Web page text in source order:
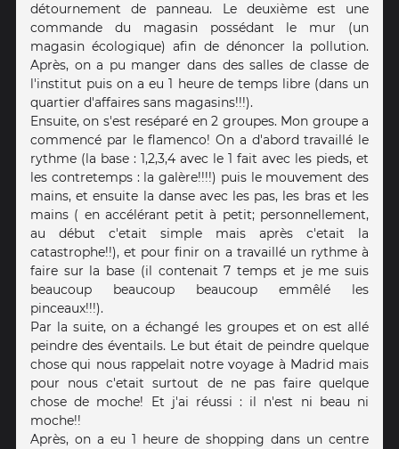
détournement de panneau. Le deuxième est une
commande du magasin possédant le mur (un
magasin écologique) afin de dénoncer la pollution.
Après, on a pu manger dans des salles de classe de
l'institut puis on a eu 1 heure de temps libre (dans un
quartier d'affaires sans magasins!!!).
Ensuite, on s'est reséparé en 2 groupes. Mon groupe a
commencé par le flamenco! On a d'abord travaillé le
rythme (la base : 1,2,3,4 avec le 1 fait avec les pieds, et
les contretemps : la galère!!!!) puis le mouvement des
mains, et ensuite la danse avec les pas, les bras et les
mains ( en accélérant petit à petit; personnellement,
au début c'etait simple mais après c'etait la
catastrophe!!), et pour finir on a travaillé un rythme à
faire sur la base (il contenait 7 temps et je me suis
beaucoup beaucoup beaucoup emmêlé les
pinceaux!!!).
Par la suite, on a échangé les groupes et on est allé
peindre des éventails. Le but était de peindre quelque
chose qui nous rappelait notre voyage à Madrid mais
pour nous c'etait surtout de ne pas faire quelque
chose de moche! Et j'ai réussi : il n'est ni beau ni
moche!!
Après, on a eu 1 heure de shopping dans un centre